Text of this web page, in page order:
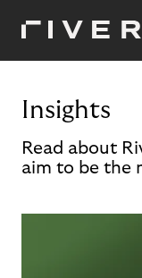
Insights
Read about
aim to be the